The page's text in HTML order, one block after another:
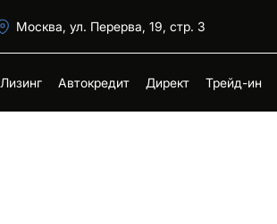
Москва, ул. Перерва, 19, стр. 3
Лизинг Автокредит Директ Трейд-ин